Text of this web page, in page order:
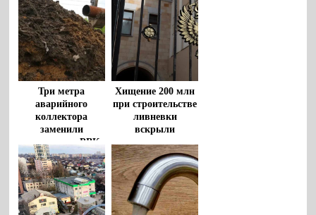
Три метра
аварийного
коллектора
заменили
сотрудники «РВК-
Воронеж»
Хищение 200 млн
при строительстве
ливневки
вскрыли
воронежские
прокуроры